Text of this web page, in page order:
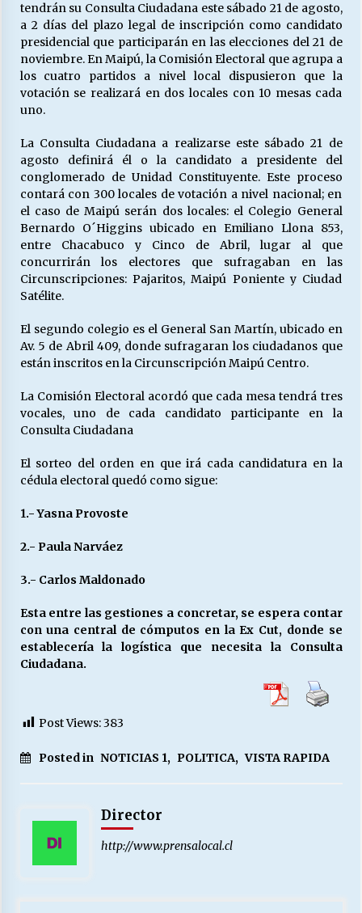
VOLVER A SER ALTERNATIVA
16/06/2026
MUNICIPALIDADES, HONORARIOS, DESPIDOS
Releyendo la Rerum Novarum a 135 años. “La
cuestión social hoy”.
16/05/2026
S.O.S. a los ricos, Save Our Souls (Salvar
Nuestras Almas)
30/04/2026
¿Asesores con doble sueldo?
18/04/2026
Chile y sus segmentos de la riqueza
06/04/2026
tendrán su Consulta Ciudadana este sábado 21 de agosto,
a 2 días del plazo legal de inscripción como candidato
presidencial que participarán en las elecciones del 21 de
noviembre. En Maipú, la Comisión Electoral que agrupa a
los cuatro partidos a nivel local dispusieron que la
votación se realizará en dos locales con 10 mesas cada
uno.
La Consulta Ciudadana a realizarse este sábado 21 de
agosto definirá él o la candidato a presidente del
conglomerado de Unidad Constituyente. Este proceso
contará con 300 locales de votación a nivel nacional; en
el caso de Maipú serán dos locales: el Colegio General
Bernardo O´Higgins ubicado en Emiliano Llona 853,
entre Chacabuco y Cinco de Abril, lugar al que
concurrirán los electores que sufragaban en las
Circunscripciones: Pajaritos, Maipú Poniente y Ciudad
Satélite.
El segundo colegio es el General San Martín, ubicado en
Av. 5 de Abril 409, donde sufragaran los ciudadanos que
están inscritos en la Circunscripción Maipú Centro.
La Comisión Electoral acordó que cada mesa tendrá tres
vocales, uno de cada candidato participante en la
Consulta Ciudadana
El sorteo del orden en que irá cada candidatura en la
cédula electoral quedó como sigue:
1.- Yasna Provoste
2.- Paula Narváez
3.- Carlos Maldonado
Esta entre las gestiones a concretar, se espera contar
con una central de cómputos en la Ex Cut, donde se
establecería la logística que necesita la Consulta
Ciudadana.
Post Views:383
Posted in NOTICIAS 1, POLITICA, VISTA RAPIDA
Director
http://www.prensalocal.cl